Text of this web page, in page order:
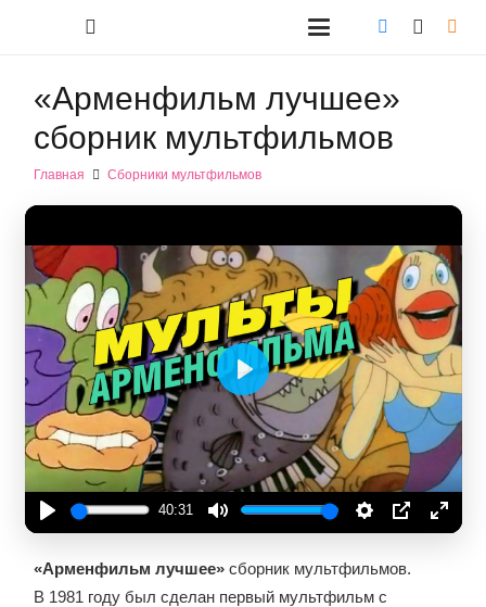
«Арменфильм лучшее»
сборник мультфильмов
Главная Сборники мультфильмов
Play
40:31
Mute Settings
PIP
Enter
Play
«Арменфильм лучшее»сборник мультфильмов.
В 1981 году был сделан первый мультфильм с